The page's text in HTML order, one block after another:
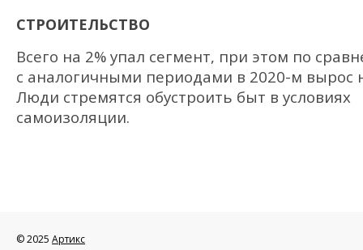
СТРОИТЕЛЬСТВО
Всего на 2% упал сегмент, при этом по
с аналогичными периодами в 2020-м вырос
Люди стремятся обустроить быт в условиях
самоизоляции.
© 2025 Артикс